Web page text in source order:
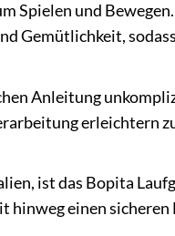
Spielen und
Gemütlichkeit,
Anleitung
erleichtern
ist das Bopita
hinweg einen sicheren